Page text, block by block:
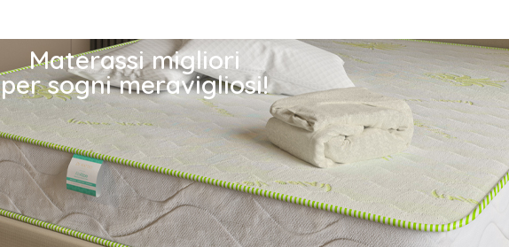
Materassi migliori
per sogni meravigliosi!